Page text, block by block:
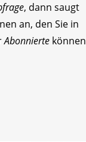
, dann saugt
an, den Sie in
Abonnierte können